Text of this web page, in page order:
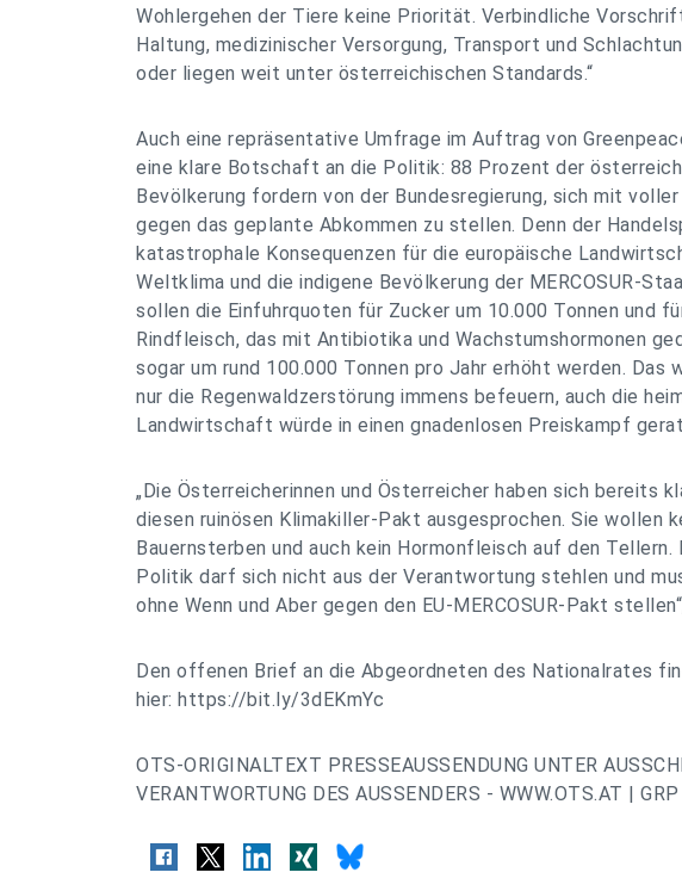
Wohlergehen der Tiere keine Priorität. Verbindliche
Haltung, medizinischer Versorgung, Transport und
oder liegen weit unter österreichischen Standards.“
Auch eine repräsentative Umfrage im Auftrag von
eine klare Botschaft an die Politik: 88 Prozent der
Bevölkerung fordern von der Bundesregierung, sich mit
gegen das geplante Abkommen zu stellen. Denn der
katastrophale Konsequenzen für die europäische
Weltklima und die indigene Bevölkerung der MERCOSUR-
sollen die Einfuhrquoten für Zucker um 10.000 Tonnen und
Rindfleisch, das mit Antibiotika und Wachstumshormonen
sogar um rund 100.000 Tonnen pro Jahr erhöht werden. Das
nur die Regenwaldzerstörung immens befeuern, auch die
Landwirtschaft würde in einen gnadenlosen Preiskampf
„Die Österreicherinnen und Österreicher haben sich bereits
diesen ruinösen Klimakiller-Pakt ausgesprochen. Sie wollen
Bauernsterben und auch kein Hormonfleisch auf den Tellern.
Politik darf sich nicht aus der Verantwortung stehlen und
ohne Wenn und Aber gegen den EU-MERCOSUR-Pakt
Den offenen Brief an die Abgeordneten des Nationalrates
hier: https://bit.ly/3dEKmYc
OTS-ORIGINALTEXT PRESSEAUSSENDUNG UNTER
VERANTWORTUNG DES AUSSENDERS - WWW.OTS.AT | GRP